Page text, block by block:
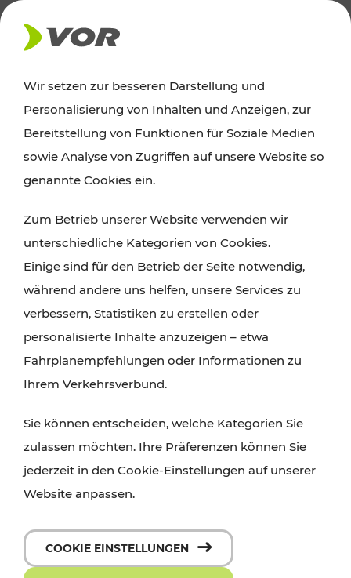
AKTUELLES
Ausflugstipps
Wien, Niederösterreich und das Burgenland
Wanderungen, Kultur und Gastronomie,
Radtouren oder purer Naturgenuss – viele
Attraktionen sind mit den Ticket- und Fahrplan-
Angeboten des VOR gut und schnell erreichbar.
Wir setzen zur besseren Darstellung und
Personalisierung von Inhalten und Anzeigen, zur
Bereitstellung von Funktionen für Soziale Medien
sowie Analyse von Zugriffen auf unsere Website so
genannte Cookies ein.
Zum Betrieb unserer Website verwenden wir
unterschiedliche Kategorien von Cookies.
Einige sind für den Betrieb der Seite notwendig,
während andere uns helfen, unsere Services zu
verbessern, Statistiken zu erstellen oder
personalisierte Inhalte anzuzeigen – etwa
Fahrplanempfehlungen oder Informationen zu
Ihrem Verkehrsverbund.
Sie können entscheiden, welche Kategorien Sie
zulassen möchten. Ihre Präferenzen können Sie
jederzeit in den Cookie-Einstellungen auf unserer
Website anpassen.
COOKIE EINSTELLUNGEN